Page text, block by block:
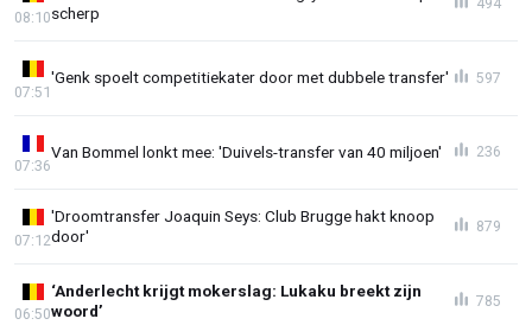
scherp
08:10
'Genk spoelt competitiekater door met dubbele transfer'
07:51
597
Van Bommel lonkt mee: 'Duivels-transfer van 40 miljoen'
07:36
236
'Droomtransfer Joaquin Seys: Club Brugge hakt knoop
door'
07:12
879
‘Anderlecht krijgt mokerslag: Lukaku breekt zijn
woord’
06:50
785